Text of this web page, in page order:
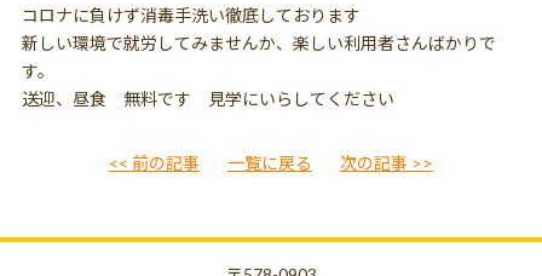
コロナに負けず消毒手洗い徹底しております
新しい環境で就労してみませんか、楽しい利用者さんばかりで
す。
送迎、昼食 無料です 見学にいらしてください
<< 前の記事 一覧に戻る 次の記事 >>